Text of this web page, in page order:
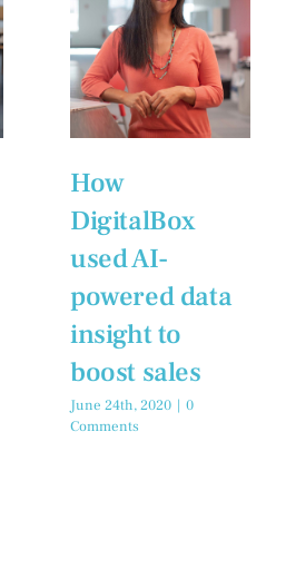
How
DigitalBox
used AI-
powered data
insight to
boost sales
June 24th, 2020 | 0
Comments